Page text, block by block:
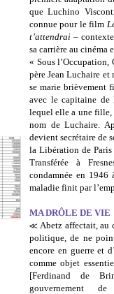
que Luchino
connue pour le film
t’attendrai –
sa carrière au cinéma
« Sous
père Jean Luchaire et
se marie brièvement
avec le capitaine de
lequel elle a une
nom de Luchaire.
devient secrétaire de
la Libération de
Transférée à
condamnée en
maladie finit par
MA DRÔLE DE VIE
≪ Abetz affectait, au
politique, de ne
encore en guerre et
comme objet
[Ferdinand de
gouvernement